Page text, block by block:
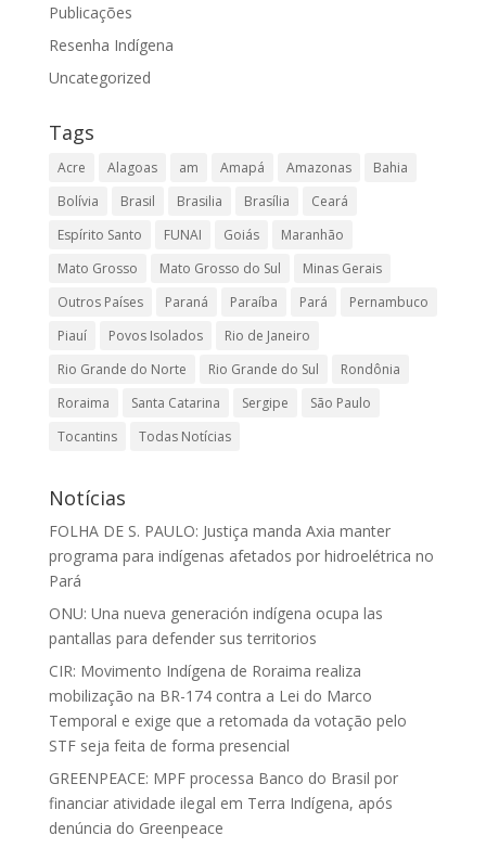
Publicações
Resenha Indígena
Uncategorized
Tags
Acre Alagoas am Amapá Amazonas
Bahia
Bolívia
Brasil Brasilia Brasília
Ceará
Espírito Santo
FUNAI Goiás
Maranhão
Mato Grosso
Mato Grosso do Sul
Minas Gerais
Outros Países
Paraná Paraíba Pará
Pernambuco
Piauí
Povos Isolados
Rio de Janeiro
Rio Grande do Norte
Rio Grande do Sul
Rondônia
Roraima
Santa Catarina Sergipe
São Paulo
Tocantins
Todas Notícias
Notícias
FOLHA DE S. PAULO: Justiça manda Axia manter
programa para indígenas afetados por hidroelétrica no
Pará
ONU: Una nueva generación indígena ocupa las
pantallas para defender sus territorios
CIR: Movimento Indígena de Roraima realiza
mobilização na BR-174 contra a Lei do Marco
Temporal e exige que a retomada da votação pelo
STF seja feita de forma presencial
GREENPEACE: MPF processa Banco do Brasil por
financiar atividade ilegal em Terra Indígena, após
denúncia do Greenpeace